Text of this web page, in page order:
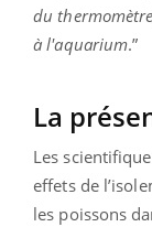
du
à l'aquarium.”
La
Les
effets de
les poissons